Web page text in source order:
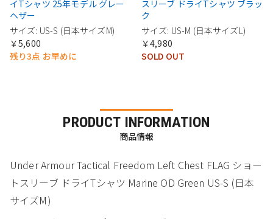
イTシャツ 25年モデル グレー
ヘザー
サイズ: US-S (日本サイズM)
￥5,600
残り3点 お早めに
スリーブ ドライTシャツ ブラッ
ク
サイズ: US-M (日本サイズL)
￥4,980
SOLD OUT
PRODUCT INFORMATION
商品情報
Under Armour Tactical Freedom Left Chest FLAG ショー
トスリーブ ドライTシャツ Marine OD Green US-S (日本
サイズM)